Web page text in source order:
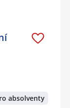
absolventy